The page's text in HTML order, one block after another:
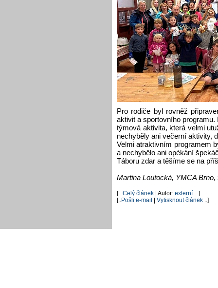
Pro rodiče byl rovněž
aktivit a sportovního
týmová aktivita, která velmi
nechyběly ani večerní aktivity,
Velmi atraktivním programem
a nechybělo ani opékání
Táboru zdar a těšíme se na
Martina Loutocká, YMCA
[.. Celý článek | Autor: externí .. ]
[.. Pošli e-mail | Vytisknout článek ..]